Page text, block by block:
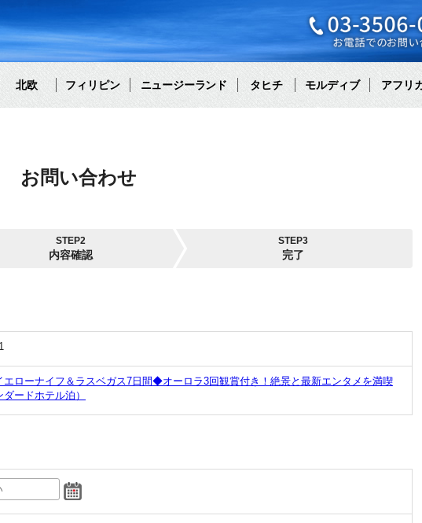
北欧 フィリピン ニュージーランド タヒチ モルディブ アフリ
お問い合わせ
STEP2
内容確認
STEP3
完了
エローナイフ＆ラスベガス7日間◆オーロラ3回観賞付き！絶景と最新エンタメを満喫
ードホテル泊）